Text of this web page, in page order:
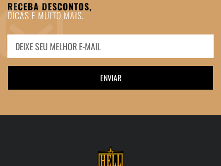
RECEBA DESCONTOS,
DICAS E MUITO MAIS.
ENVIAR